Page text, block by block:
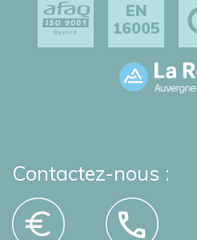
EN
16005
Contactez-nous :